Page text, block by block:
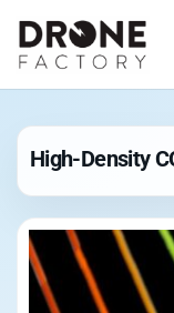
High-Density